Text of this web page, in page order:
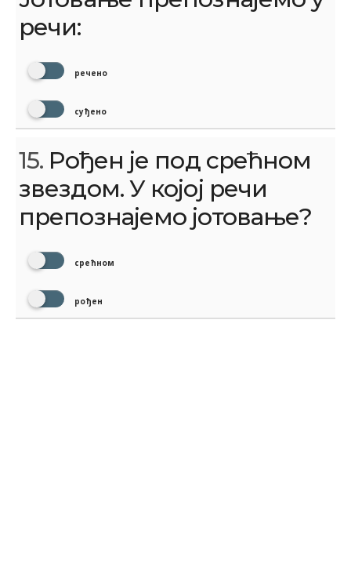
речи:
речено
суђено
15. Рођен је под срећном
звездом. У којој речи
препознајемо јотовање?
срећном
рођен